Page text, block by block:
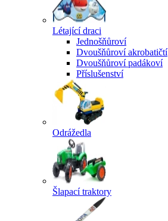
Létající draci
Jednošňůroví
Dvoušňůroví akrobatičtí
Dvoušňůroví padákoví
Příslušenství
Odrážedla
Šlapací traktory